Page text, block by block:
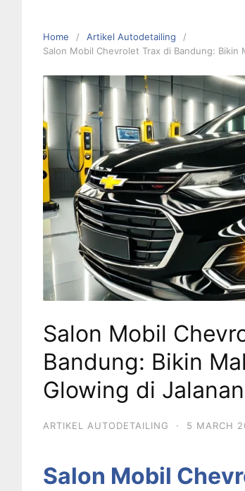
Home
Artikel Autodetailing
Salon Mobil Chevrolet Trax di Bandung: Bikin
Salon Mobil
Bandung: Bikin
Glowing di
ARTIKEL AUTODETAILING · 5 MARCH
Salon Mobil